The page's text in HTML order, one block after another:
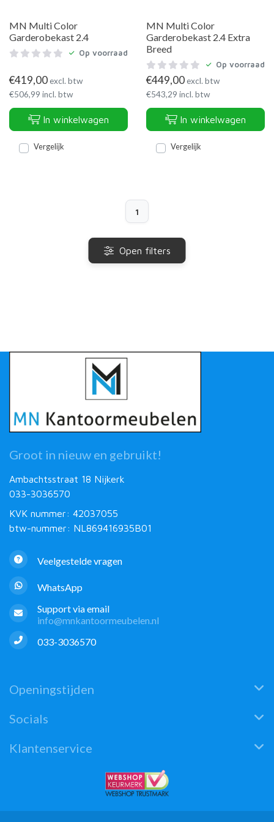
MN Multi Color
Garderobekast 2.4
Op voorraad
€419,00excl. btw
€506,99 incl. btw
In winkelwagen
Vergelijk
MN Multi Color
Garderobekast 2.4 Extra
Breed
Op voorraad
€449,00excl. btw
€543,29 incl. btw
In winkelwagen
Vergelijk
1
Open filters
Groot in nieuw en gebruikt!
Ambachtsstraat 18 Nijkerk
033-3036570
KVK nummer: 42037055
btw-nummer: NL869416935B01
Veelgestelde vragen
WhatsApp
Support via email
info@mnkantoormeubelen.nl
033-3036570
Openingstijden
Socials
Klantenservice